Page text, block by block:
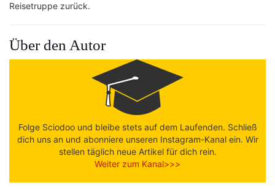
Reisetruppe zurück.
Über den Autor
Folge Sciodoo und bleibe stets auf dem Laufenden. Schließ
dich uns an und abonniere unseren Instagram-Kanal ein. Wir
stellen täglich neue Artikel für dich rein.
Weiter zum Kanal>>>